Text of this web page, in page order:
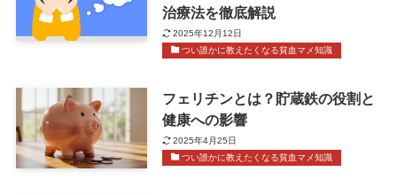
治療法を徹底解説
2025年12月12日
つい誰かに教えたくなる貧血マメ知識
フェリチンとは？貯蔵鉄の役割と
健康への影響
2025年4月25日
つい誰かに教えたくなる貧血マメ知識